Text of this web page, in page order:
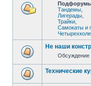
Тандемы
Лигерады
Трайки
Самокаты и
Не наши
Обсуждение
Технические